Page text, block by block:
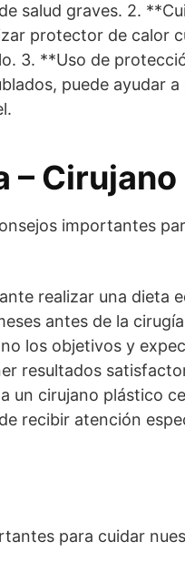
salud graves. 2.
protector de calor
3. **Uso de
puede ayudar
–
importantes
realizar una dieta
antes de la
los objetivos y
resultados
un cirujano plástico
recibir atención
para cuidar